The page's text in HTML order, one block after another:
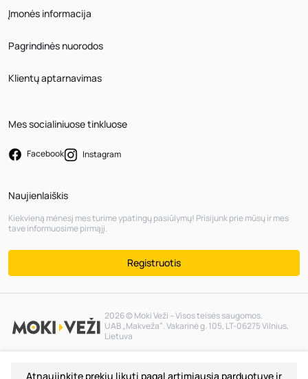
Atnaujinkite prekių likutį pagal artimiausią parduotuvę ir
Įmonės informacija
Pagrindinės nuorodos
Klientų aptarnavimas
Mes socialiniuose tinkluose
Facebook Instagram
Naujienlaiškis
Kiekvieną mėnesį mes turime ypatingų pasiūlymų! Prisijunk prie mūsų ir mes
tave informuosime pirmąjį.
Registruotis
2026 © Moki Veži – Visos teisės saugomos.
UAB „Makveža“. Vakarinė g. 105, LT-06275 Vilnius,
Lietuva